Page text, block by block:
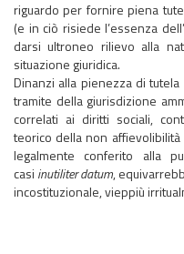
riguardo per fornire piena
(e in ciò risiede l’essenza
darsi ultroneo rilievo alla
situazione giuridica.
Dinanzi alla pienezza di
tramite della giurisdizione
correlati ai diritti sociali,
teorico della non
legalmente conferito alla
casi inutiliter datum,
incostituzionale, vieppiù